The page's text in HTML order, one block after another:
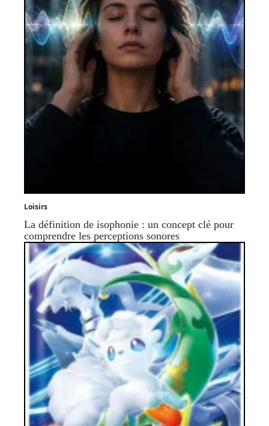
Loisirs
La définition de isophonie : un concept clé pour
comprendre les perceptions sonores